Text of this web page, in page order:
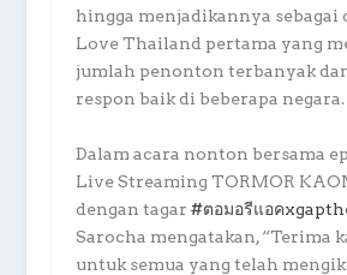
hingga menjadikannya sebagai
Love Thailand pertama yang
jumlah penonton terbanyak
respon baik di beberapa negara.
Dalam acara nonton bersama
Live Streaming TORMOR
dengan tagar #ตอมอรีแอค
Sarocha mengatakan, “Terima
untuk semua yang telah